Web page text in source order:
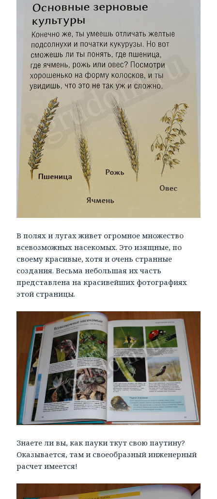
В полях и лугах живет огромное множество
всевозможных насекомых. Это изящные, по
своему красивые, хотя и очень странные
создания. Весьма небольшая их часть
представлена на красивейших фотографиях
этой страницы.
Знаете ли вы, как пауки ткут свою паутину?
Оказывается, там и своеобразный инженерный
расчет имеется!